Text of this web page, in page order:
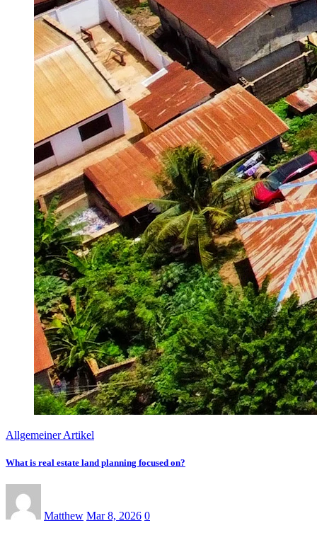
Allgemeiner Artikel
What is real estate land planning focused on?
Matthew Mar 8, 2026 0